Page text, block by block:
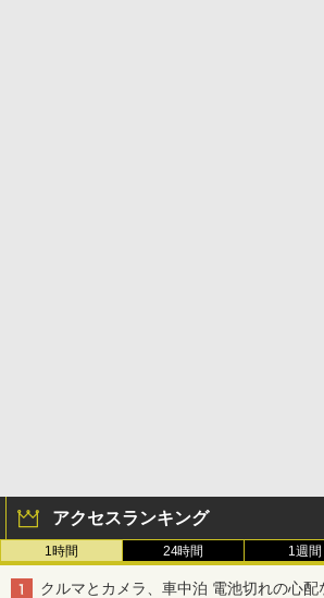
アクセスランキング
1時間 24時間 1週間
クルマとカメラ、車中泊 電池切れの心配